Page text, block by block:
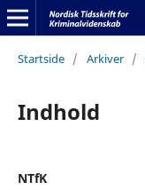
Startside / Arkiver /
Indhold
NTfK